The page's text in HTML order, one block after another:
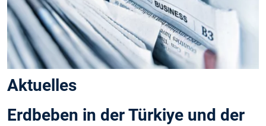
Aktuelles
Erdbeben in der Türkiye und der